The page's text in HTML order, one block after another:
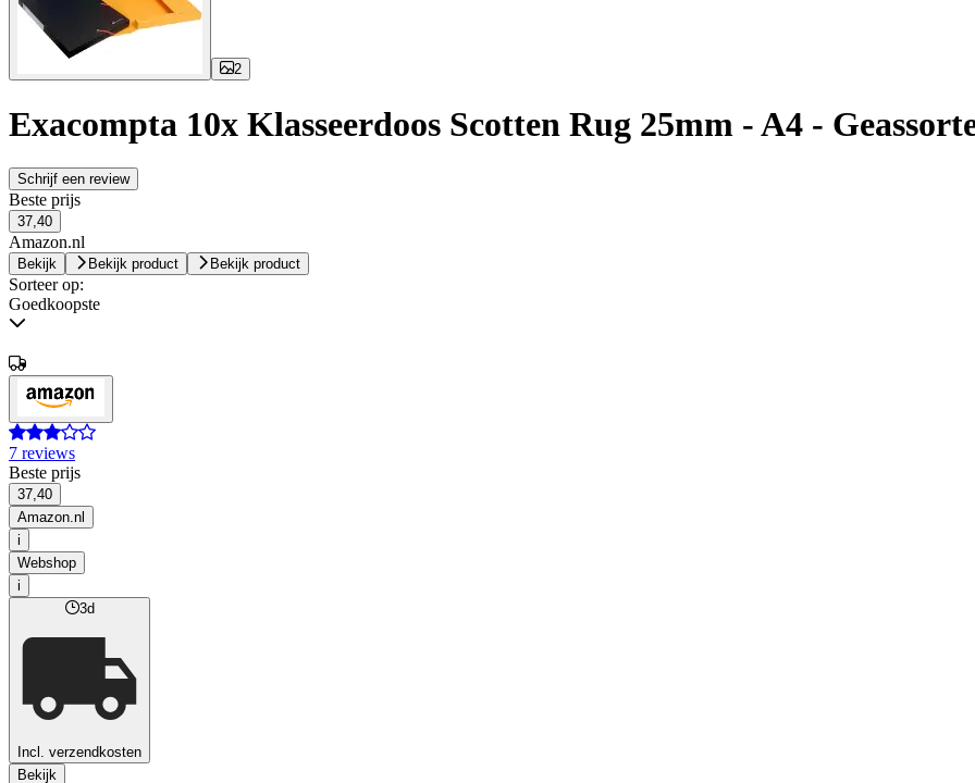
2
Exacompta 10x Klasseerdoos Scotten Rug 25mm - A4 -
Schrijf een review
Beste prijs
37,40
Amazon.nl
Bekijk Bekijk product Bekijk product
Sorteer op:
Goedkoopste
7 reviews
Beste prijs
37,40
Amazon.nl
i
Webshop
i
3d
Incl. verzendkosten
Bekijk